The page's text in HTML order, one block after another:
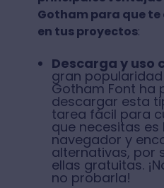
Gotham para que
en tus proyectos:
Descarga y uso
gran
Gotham Font ha
descargar esta
tarea fácil para
que necesitas
navegador y
alternativas, por
ellas gratuitas.
no probarla!